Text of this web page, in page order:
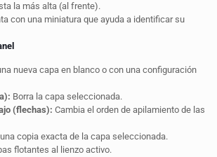
la más alta (al frente).
con una miniatura que ayuda a identificar su
nueva capa en blanco o con una configuración
Borra la capa seleccionada.
(flechas): Cambia el orden de apilamiento de las
copia exacta de la capa seleccionada.
flotantes al lienzo activo.